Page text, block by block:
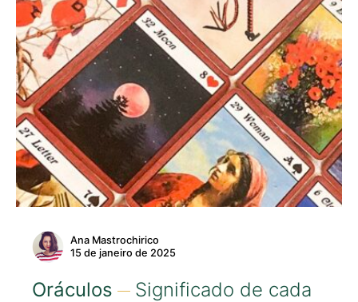
Ana Mastrochirico
15 de janeiro de 2025
Oráculos
Significado de cada